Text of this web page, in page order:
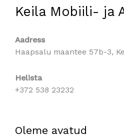
Keila Mobiili- ja
Aadress
Haapsalu maantee 57b-3,
Helista
+372 538 23232
Oleme avatud